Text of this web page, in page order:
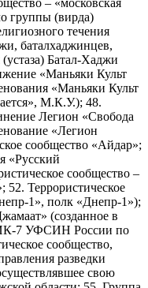
группы (вирда)
течения
баталхаджинцев,
Батал-Хаджи
«Маньяки Культ
«Маньяки Культ
М.К.У.); 48.
Легион «Свобода
«Легион
сообщество «Айдар»;
«Русский
сообщество –
52. Террористическое
1», полк «Днепр-1»);
(созданное в
7 УФСИН России по
сообщество,
разведки
свою